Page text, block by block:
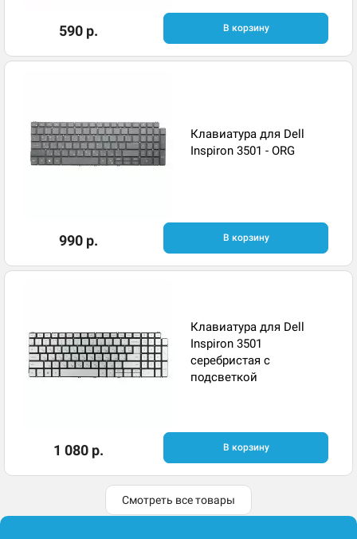
590 р. В корзину
Клавиатура для Dell
Inspiron 3501 - ORG
990 р. В корзину
Клавиатура для Dell
Inspiron 3501
серебристая с
подсветкой
1 080 р. В корзину
Смотреть все товары